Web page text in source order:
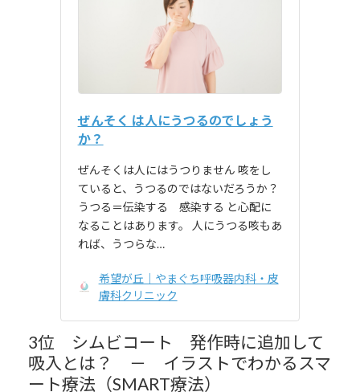
ぜんそく は人にうつるのでしょう
か？
ぜんそくは人にはうつりません 咳をし
ていると、うつるのではないだろうか？
うつる＝伝染する 感染する と心配に
なることはあります。 人にうつる咳もあ
れば、うつらな…
希望が丘｜やまぐち呼吸器内科・皮
膚科クリニック
3位 シムビコート 発作時に追加して
吸入とは？ － イラストでわかるスマ
ート療法（SMART療法）